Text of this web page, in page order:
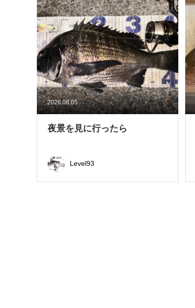
2026.08.05
夜景を見に行ったら
Level93